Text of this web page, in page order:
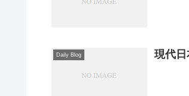
Daily Blog 現代